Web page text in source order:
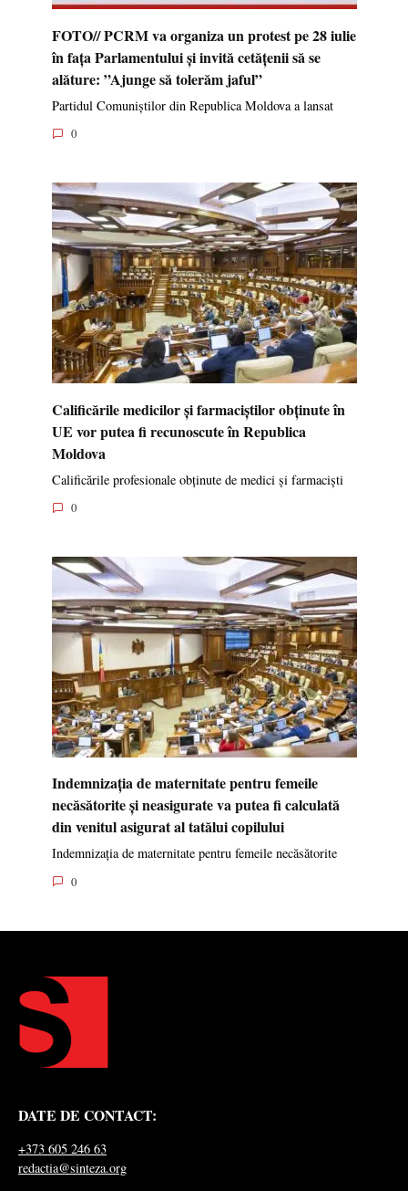
FOTO// PCRM va organiza un protest pe 28 iulie
în fața Parlamentului și invită cetățenii să se
alăture: ”Ajunge să tolerăm jaful”
Partidul Comuniștilor din Republica Moldova a lansat
0
Calificările medicilor și farmaciștilor obținute în
UE vor putea fi recunoscute în Republica
Moldova
Calificările profesionale obținute de medici și farmaciști
0
Indemnizația de maternitate pentru femeile
necăsătorite și neasigurate va putea fi calculată
din venitul asigurat al tatălui copilului
Indemnizația de maternitate pentru femeile necăsătorite
0
DATE DE CONTACT:
+373 605 246 63
redactia@sinteza.org